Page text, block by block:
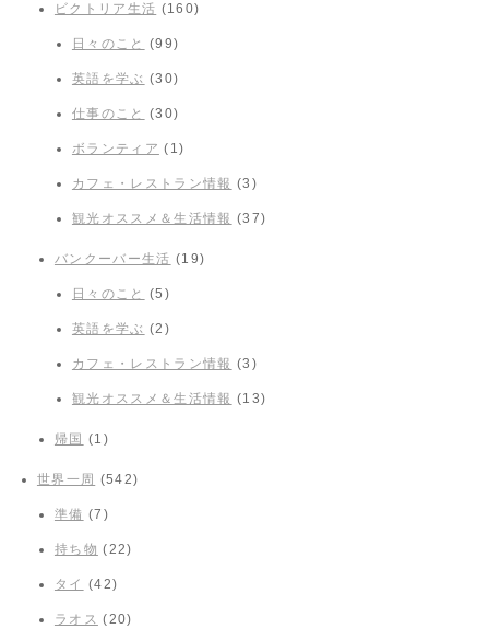
ビクトリア生活 (160)
日々のこと (99)
英語を学ぶ (30)
仕事のこと (30)
ボランティア (1)
カフェ・レストラン情報 (3)
観光オススメ＆生活情報 (37)
バンクーバー生活 (19)
日々のこと (5)
英語を学ぶ (2)
カフェ・レストラン情報 (3)
観光オススメ＆生活情報 (13)
帰国 (1)
世界一周 (542)
準備 (7)
持ち物 (22)
タイ (42)
ラオス (20)